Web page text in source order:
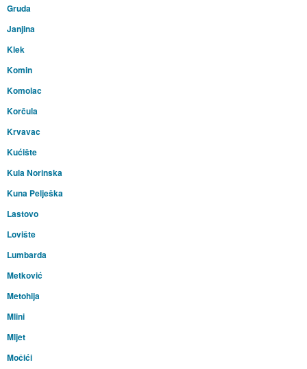
Gruda
Janjina
Klek
Komin
Komolac
Korčula
Krvavac
Kućište
Kula Norinska
Kuna Pelješka
Lastovo
Lovište
Lumbarda
Metković
Metohija
Mlini
Mljet
Močići